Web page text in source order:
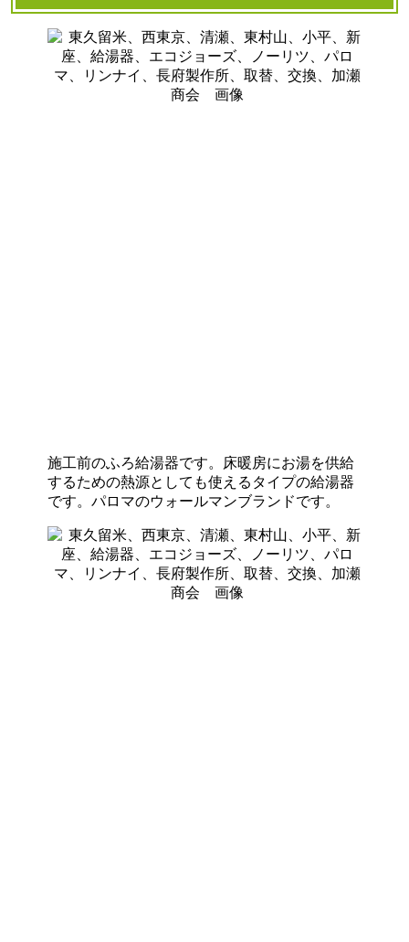
施工前のふろ給湯器です。床暖房にお湯を供給
するための熱源としても使えるタイプの給湯器
です。パロマのウォールマンブランドです。